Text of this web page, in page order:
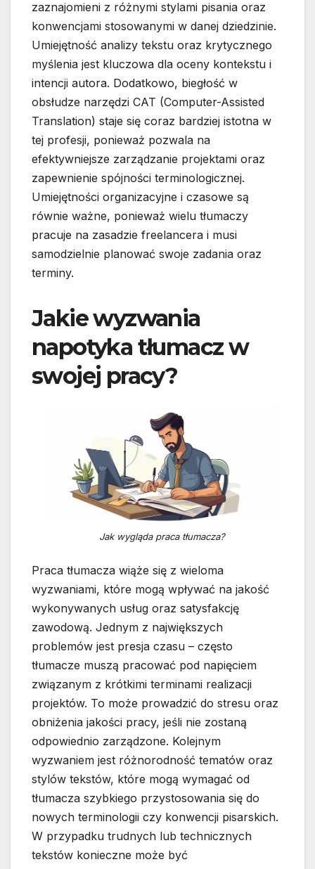
zaznajomieni z różnymi stylami pisania oraz
konwencjami stosowanymi w danej dziedzinie.
Umiejętność analizy tekstu oraz krytycznego
myślenia jest kluczowa dla oceny kontekstu i
intencji autora. Dodatkowo, biegłość w
obsłudze narzędzi CAT (Computer-Assisted
Translation) staje się coraz bardziej istotna w
tej profesji, ponieważ pozwala na
efektywniejsze zarządzanie projektami oraz
zapewnienie spójności terminologicznej.
Umiejętności organizacyjne i czasowe są
równie ważne, ponieważ wielu tłumaczy
pracuje na zasadzie freelancera i musi
samodzielnie planować swoje zadania oraz
terminy.
Jakie wyzwania
napotyka tłumacz w
swojej pracy?
Jak wygląda praca tłumacza?
Praca tłumacza wiąże się z wieloma
wyzwaniami, które mogą wpływać na jakość
wykonywanych usług oraz satysfakcję
zawodową. Jednym z największych
problemów jest presja czasu – często
tłumacze muszą pracować pod napięciem
związanym z krótkimi terminami realizacji
projektów. To może prowadzić do stresu oraz
obniżenia jakości pracy, jeśli nie zostaną
odpowiednio zarządzone. Kolejnym
wyzwaniem jest różnorodność tematów oraz
stylów tekstów, które mogą wymagać od
tłumacza szybkiego przystosowania się do
nowych terminologii czy konwencji pisarskich.
W przypadku trudnych lub technicznych
tekstów konieczne może być